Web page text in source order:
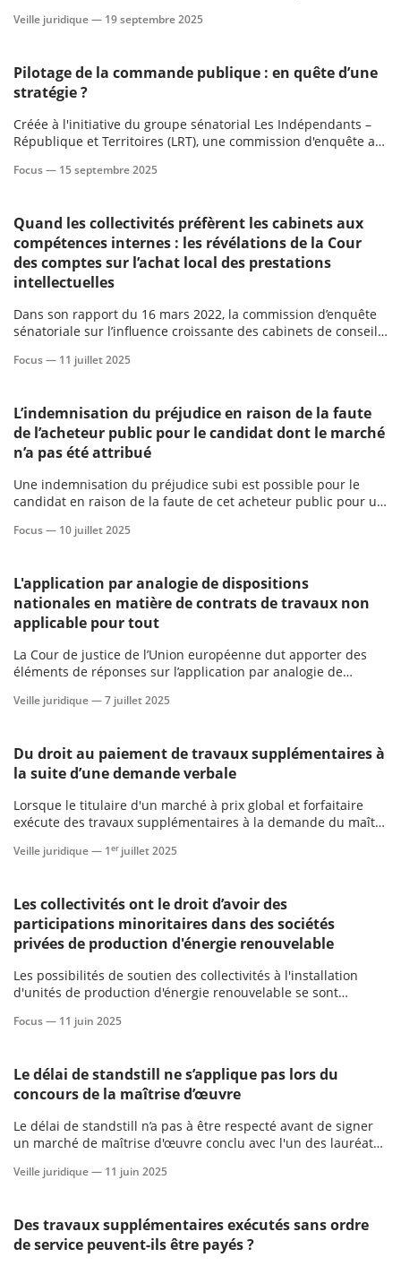
au contrat de concession.
Veille juridique — 19 septembre 2025
Pilotage de la commande publique : en quête d’une
stratégie ?
Créée à l'initiative du groupe sénatorial Les Indépendants –
République et Territoires (LRT), une commission d'enquête a
commande publique ainsi que son effet d'entraînement sur
Focus — 15 septembre 2025
Quand les collectivités préfèrent les cabinets aux
compétences internes : les révélations de la Cour
des comptes sur l’achat local des prestations
intellectuelles
Dans son rapport du 16 mars 2022, la commission d’enquête
sénatoriale sur l’influence croissante des cabinets de conseil
risques majeurs associés au recours de l’État à ces
Focus — 11 juillet 2025
L’indemnisation du préjudice en raison de la faute
de l’acheteur public pour le candidat dont le marché
n’a pas été attribué
Une indemnisation du préjudice subi est possible pour le
candidat en raison de la faute de cet acheteur public pour un
ne lui a pas été attribué du fait d'une irrégularité dans la
Focus — 10 juillet 2025
L'application par analogie de dispositions
nationales en matière de contrats de travaux non
applicable pour tout
La Cour de justice de l’Union européenne dut apporter des
éléments de réponses sur l’application par analogie de
vente à un contrat de travaux lorsque rien n’a été précisé
Veille juridique —7 juillet 2025
Du droit au paiement de travaux supplémentaires à
la suite d’une demande verbale
Lorsque le titulaire d'un marché à prix global et forfaitaire
exécute des travaux supplémentaires à la demande du maître
la demande est simplement verbale ?
Veille juridique — 1er juillet 2025
Les collectivités ont le droit d’avoir des
participations minoritaires dans des sociétés
privées de production d'énergie renouvelable
Les possibilités de soutien des collectivités à l'installation
d'unités de production d'énergie renouvelable se sont
Focus — 11 juin 2025
Le délai de standstill ne s’applique pas lors du
concours de la maîtrise d’œuvre
Le délai de standstill n’a pas à être respecté avant de signer
un marché de maîtrise d'œuvre conclu avec l'un des lauréats
Veille juridique — 11 juin 2025
Des travaux supplémentaires exécutés sans ordre
de service peuvent-ils être payés ?